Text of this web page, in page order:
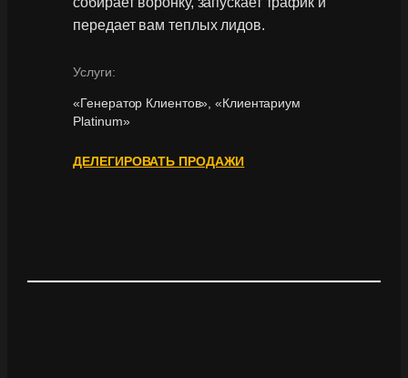
передает вам теплых лидов.
Услуги:
«Генератор Клиентов», «Клиентариум
Platinum»
ДЕЛЕГИРОВАТЬ ПРОДАЖИ